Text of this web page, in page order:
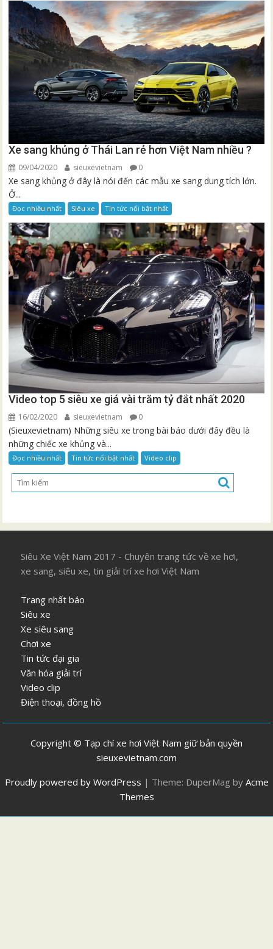
Xe sang khủng ở Thái Lan rẻ hơn Việt Nam nhiều ?
09/04/2020 sieuxevietnam 0
Xe sang khủng ở đây là nói đến các mẫu xe sang dung tích lớn.
Ở...
Đọc nhiều nhất Siêu xe Tin tức nổi bật nhất
Video top 5 siêu xe giá vài trăm tỷ đắt nhất 2020
16/02/2020 sieuxevietnam 0
(Sieuxevietnam) Những siêu xe trong bài báo dưới đây đều là
những chiếc xe khủng và...
Đọc nhiều nhất Tin tức nổi bật nhất Video clip
Siêu Xe Việt Nam 2017 - Chuyên trang tức về xe hơi,
xe sang, siêu xe, tin giải trí xe hơi Việt Nam
Trang nhất báo
Siêu xe
Xe siêu sang
Chơi xe
Tin tức đại gia
Văn hóa giải trí
Video clip
Điện thoại, đồng hồ
Copyright © Tạp chí xe hơi Việt Nam giữ bản quyền
sieuxevietnam.com
Proudly powered by WordPress | Theme: DuperMag by Acme
Themes